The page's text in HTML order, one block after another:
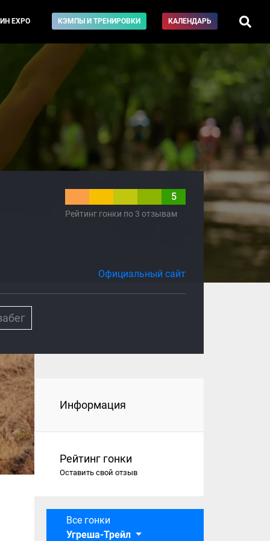
EXPO КЭМПЫ И ТРЕНИРОВКИ КАЛЕНДАРЬ
5
Рейтинг гонки по 3 отзывам
Официальный сайт
Информация
Рейтинг гонки
Оставить свой отзыв
Все гонки
Угреша-Трейл